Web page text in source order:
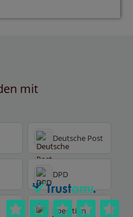
mit
Deutsche Post
DPD
Spedition